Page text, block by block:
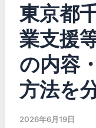
東京都
業支援
の内容
方法を
2026年6月19日